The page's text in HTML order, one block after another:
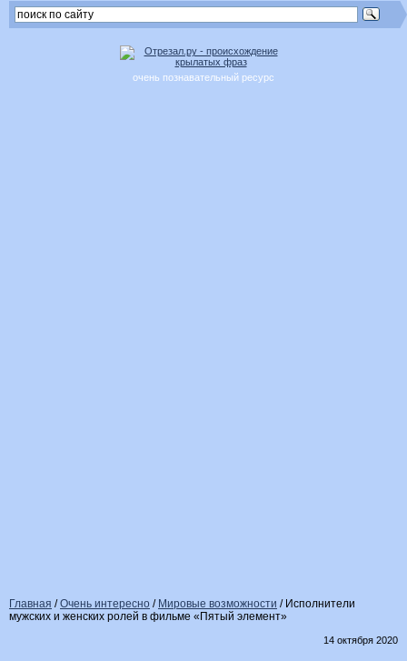
очень познавательный ресурс
Главная /Очень интересно / Мировые возможности / Исполнители
мужских и женских ролей в фильме «Пятый элемент»
14 октября 2020